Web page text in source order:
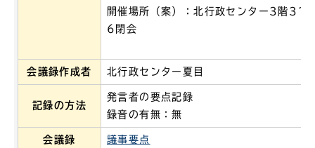
開催場所（案）：北行政センター3階31
6閉会
会議録作成者 北行政センター夏目
記録の方法
発言者の要点記録
録音の有無：無
会議録 議事要点